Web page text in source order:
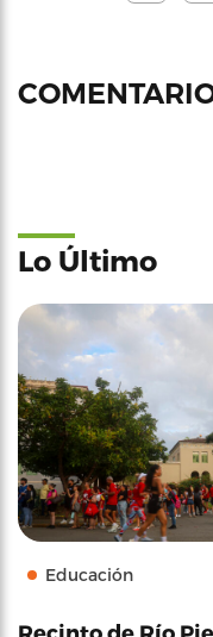
Lo Último
Educación
Recinto de Río